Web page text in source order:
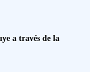
a través de la